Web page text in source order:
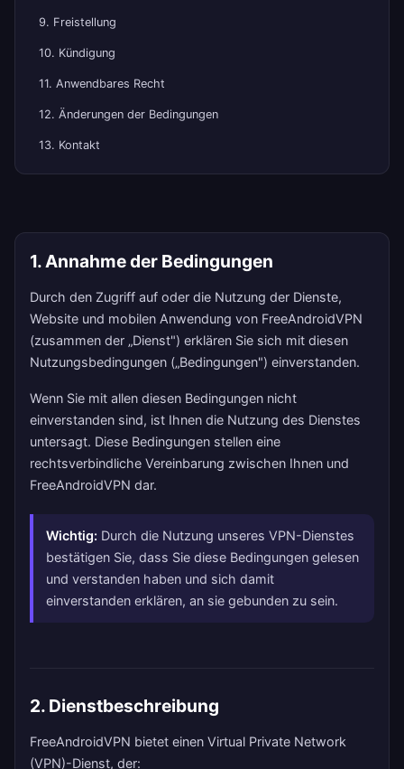
9. Freistellung
10. Kündigung
11. Anwendbares Recht
12. Änderungen der Bedingungen
13. Kontakt
1. Annahme der Bedingungen
Durch den Zugriff auf oder die Nutzung der Dienste,
Website und mobilen Anwendung von FreeAndroidVPN
(zusammen der „Dienst") erklären Sie sich mit diesen
Nutzungsbedingungen („Bedingungen") einverstanden.
Wenn Sie mit allen diesen Bedingungen nicht
einverstanden sind, ist Ihnen die Nutzung des Dienstes
untersagt. Diese Bedingungen stellen eine
rechtsverbindliche Vereinbarung zwischen Ihnen und
FreeAndroidVPN dar.
Wichtig: Durch die Nutzung unseres VPN-Dienstes
bestätigen Sie, dass Sie diese Bedingungen gelesen
und verstanden haben und sich damit
einverstanden erklären, an sie gebunden zu sein.
2. Dienstbeschreibung
FreeAndroidVPN bietet einen Virtual Private Network
(VPN)-Dienst, der: